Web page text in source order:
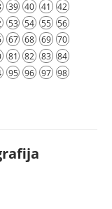
39 40 41
42
53 54 55
56
67 68 69
70
81 82 83
84
95 96 97
98